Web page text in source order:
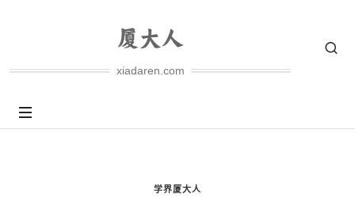
xiadaren.com
学界厦大人